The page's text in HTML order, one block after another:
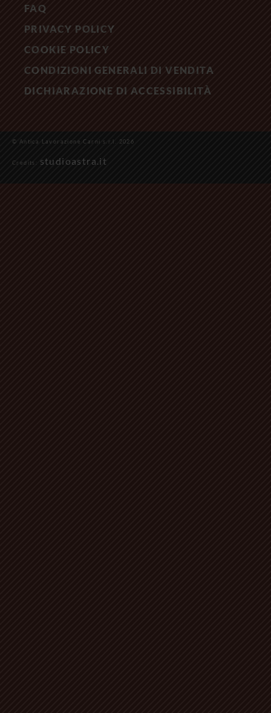
FAQ
PRIVACY POLICY
COOKIE POLICY
CONDIZIONI GENERALI DI VENDITA
DICHIARAZIONE DI ACCESSIBILITÀ
© Antica Lavorazione Carni s.r.l. 2026
Credits: studioastra.it